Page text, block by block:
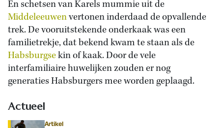
En schetsen van Karels mummie uit de
Middeleeuwenvertonen inderdaad de opvallende
trek. De vooruitstekende onderkaak was een
familietrekje, dat bekend kwam te staan als de
Habsburgsekin of kaak. Door de vele
interfamiliaire huwelijken zouden er nog
generaties Habsburgers mee worden geplaagd.
Actueel
Artikel